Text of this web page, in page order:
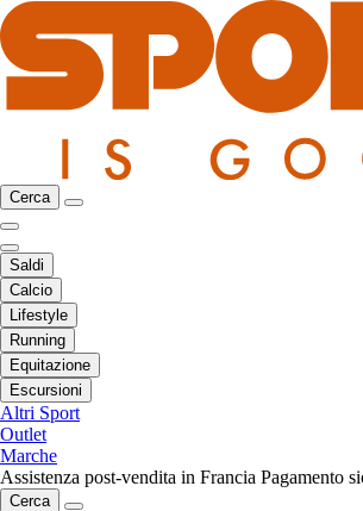
Cerca
Saldi
Calcio
Lifestyle
Running
Equitazione
Escursioni
Altri Sport
Outlet
Marche
Assistenza post-vendita in Francia Pagamento
Cerca